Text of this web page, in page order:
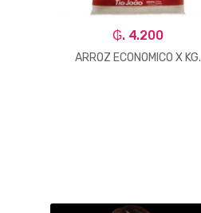
₲. 4.200
ARROZ ECONOMICO X KG.